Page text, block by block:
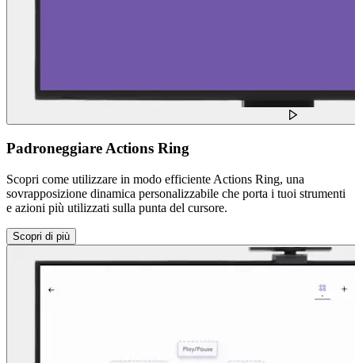
Padroneggiare Actions Ring
Scopri come utilizzare in modo efficiente Actions Ring, una
sovrapposizione dinamica personalizzabile che porta i tuoi strumenti
e azioni più utilizzati sulla punta del cursore.
Scopri di più